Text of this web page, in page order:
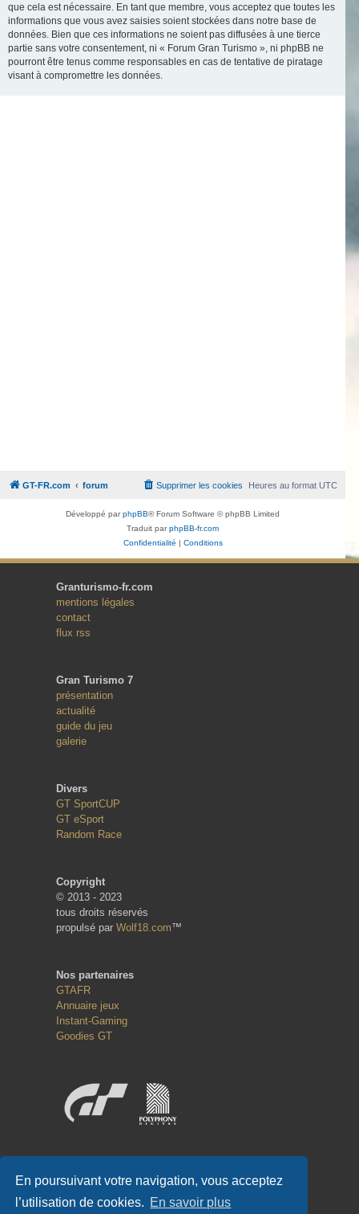
En poursuivant votre navigation, vous acceptez
l’utilisation de cookies. En savoir plus
que cela est nécessaire. En tant que membre, vous acceptez que toutes les
informations que vous avez saisies soient stockées dans notre base de
données. Bien que ces informations ne soient pas diffusées à une tierce
partie sans votre consentement, ni « Forum Gran Turismo », ni phpBB ne
pourront être tenus comme responsables en cas de tentative de piratage
visant à compromettre les données.
GT-FR.com forum Heures au formatUTC
Supprimer les cookies
Développé parphpBB® Forum Software © phpBB Limited
Traduit parphpBB-fr.com
Confidentialité | Conditions
Granturismo-fr.com
mentions légales
contact
flux rss
Gran Turismo 7
présentation
actualité
guide du jeu
galerie
Divers
GT SportCUP
GT eSport
Random Race
Copyright
© 2013 - 2023
tous droits réservés
propulsé par Wolf18.com™
Nos partenaires
GTAFR
Annuaire jeux
Instant-Gaming
Goodies GT